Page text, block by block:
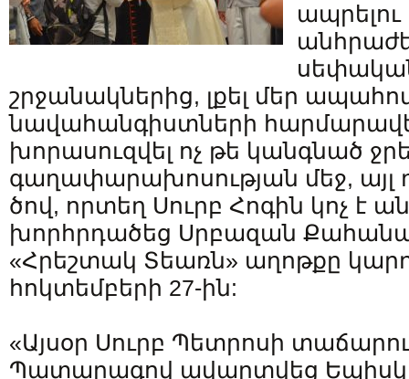
շրջանակներից, լքել մեր
նավահանգիստների
խորասուզվել ոչ թե կանգնած
գաղափարախոսության մեջ, այլ
ծով, որտեղ Սուրբ Հոգին կոչ է
խորհրդածեց Սրբազան
«Հրեշտակ Տեառն» աղոթքը
հոկտեմբերի 27-ին:
«Այսօր Սուրբ Պետրոսի
Պատարագով ավարտվեց